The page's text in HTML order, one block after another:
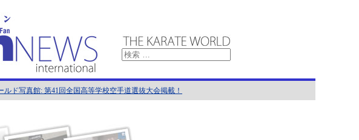
ルド写真館: 第41回全国高等学校空手道選抜大会掲載！